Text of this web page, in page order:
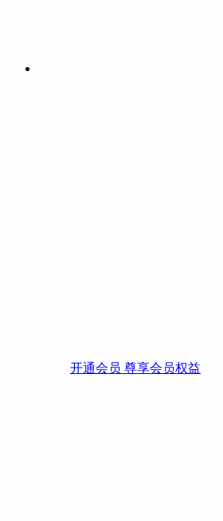
开通会员 尊享会员权益